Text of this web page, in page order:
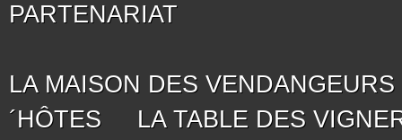
PARTENARIAT
LA MAISON DES VENDANGEURS
´HÔTES
LA TABLE DES